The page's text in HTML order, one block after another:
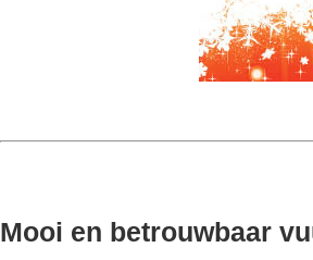
Mooi en betrouwbaar